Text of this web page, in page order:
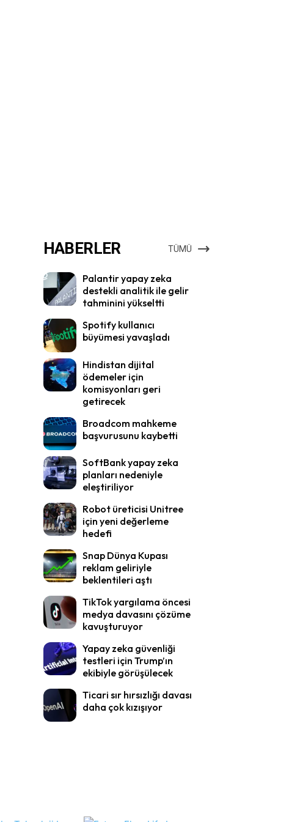
HABERLER TÜMÜ
Palantir yapay zeka
destekli analitik ile gelir
tahminini yükseltti
Spotify kullanıcı
büyümesi yavaşladı
Hindistan dijital
ödemeler için
komisyonları geri
getirecek
Broadcom mahkeme
başvurusunu kaybetti
SoftBank yapay zeka
planları nedeniyle
eleştiriliyor
Robot üreticisi Unitree
için yeni değerleme
hedefi
Snap Dünya Kupası
reklam geliriyle
beklentileri aştı
TikTok yargılama öncesi
medya davasını çözüme
kavuşturuyor
Yapay zeka güvenliği
testleri için Trump’ın
ekibiyle görüşülecek
Ticari sır hırsızlığı davası
daha çok kızışıyor